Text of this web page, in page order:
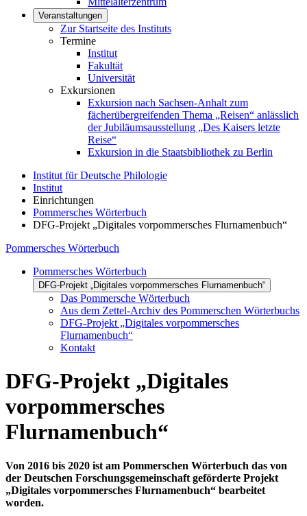
Veranstaltungen
Zur Startseite des Instituts
Termine
Institut
Fakultät
Universität
Exkursionen
Exkursion nach Sachsen-Anhalt zum
fächerübergreifenden Thema „Reisen“ anlässlich
der Jubiläumsausstellung „Des Kaisers letzte
Reise“
Exkursion in die Staatsbibliothek zu Berlin
Institut für Deutsche Philologie
Institut
Einrichtungen
Pommersches Wörterbuch
DFG-Projekt „Digitales vorpommersches Flurnamenbuch“
Pommersches Wörterbuch
Pommersches Wörterbuch
DFG-Projekt „Digitales vorpommersches Flurnamenbuch“
Das Pommersche Wörterbuch
Aus dem Zettel-Archiv des Pommerschen Wörterbuchs
DFG-Projekt „Digitales vorpommersches
Flurnamenbuch“
Kontakt
DFG-Projekt „Digitales
vorpommersches
Flurnamenbuch“
Von 2016 bis 2020 ist am Pommerschen Wörterbuch das von
der Deutschen Forschungsgemeinschaft geförderte Projekt
„Digitales vorpommersches Flurnamenbuch“ bearbeitet
worden.